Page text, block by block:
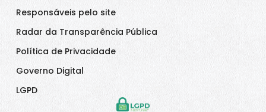
Responsáveis pelo site
Radar da Transparência Pública
Política de Privacidade
Governo Digital
LGPD